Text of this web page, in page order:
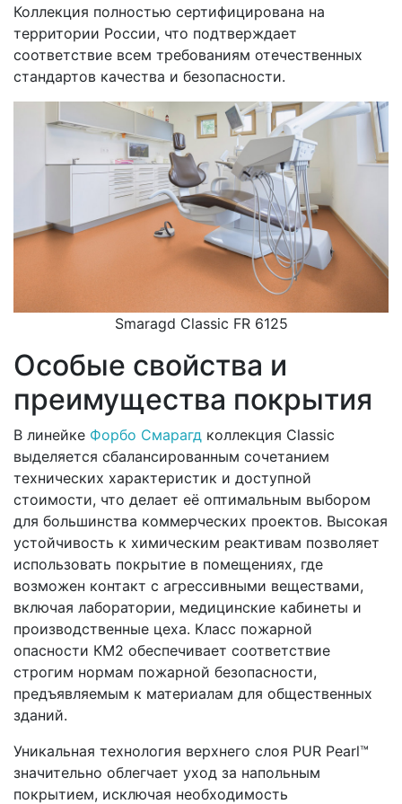
Коллекция полностью сертифицирована на
территории России, что подтверждает
соответствие всем требованиям отечественных
стандартов качества и безопасности.
Smaragd Classic FR 6125
Особые свойства и
преимущества покрытия
В линейке Форбо Смарагд коллекция Classic
выделяется сбалансированным сочетанием
технических характеристик и доступной
стоимости, что делает её оптимальным выбором
для большинства коммерческих проектов. Высокая
устойчивость к химическим реактивам позволяет
использовать покрытие в помещениях, где
возможен контакт с агрессивными веществами,
включая лаборатории, медицинские кабинеты и
производственные цеха. Класс пожарной
опасности КМ2 обеспечивает соответствие
строгим нормам пожарной безопасности,
предъявляемым к материалам для общественных
зданий.
Уникальная технология верхнего слоя PUR Pearl™
значительно облегчает уход за напольным
покрытием, исключая необходимость